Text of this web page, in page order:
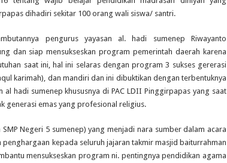
dihadiri sekitar 100 orang wali siswa/ santri.
pengurus yayasan al. hadi sumenep Riwayanto
dan siap mensukseskan program pemerintah daerah karena
saat ini, hal ini selaras dengan program 3 sukses gererasi
karimah), dan mandiri dan ini dibuktikan dengan terbentuknya
hadi sumenep khususnya di PAC LDII Pinggirpapas yang saat
generasi emas yang profesional religius.
SMP Negeri 5 sumenep) yang menjadi nara sumber dalam acara
penghargaan kepada seluruh jajaran takmir masjid baiturrahman
mensukseskan program ni. pentingnya pendidikan agama